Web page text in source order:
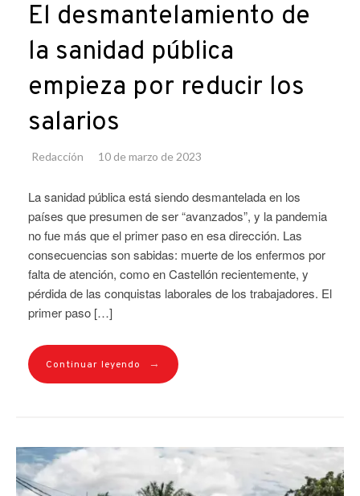
El desmantelamiento de
la sanidad pública
empieza por reducir los
salarios
Redacción 10 de marzo de 2023
La sanidad pública está siendo desmantelada en los
países que presumen de ser “avanzados”, y la pandemia
no fue más que el primer paso en esa dirección. Las
consecuencias son sabidas: muerte de los enfermos por
falta de atención, como en Castellón recientemente, y
pérdida de las conquistas laborales de los trabajadores. El
primer paso […]
Continuar leyendo →